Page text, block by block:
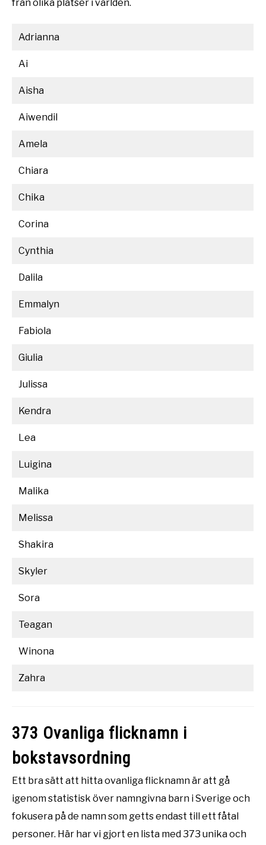
från olika platser i världen.
Adrianna
Ai
Aisha
Aiwendil
Amela
Chiara
Chika
Corina
Cynthia
Dalila
Emmalyn
Fabiola
Giulia
Julissa
Kendra
Lea
Luigina
Malika
Melissa
Shakira
Skyler
Sora
Teagan
Winona
Zahra
373 Ovanliga flicknamn i
bokstavsordning
Ett bra sätt att hitta ovanliga flicknamn är att gå
igenom statistisk över namngivna barn i Sverige och
fokusera på de namn som getts endast till ett fåtal
personer. Här har vi gjort en lista med 373 unika och